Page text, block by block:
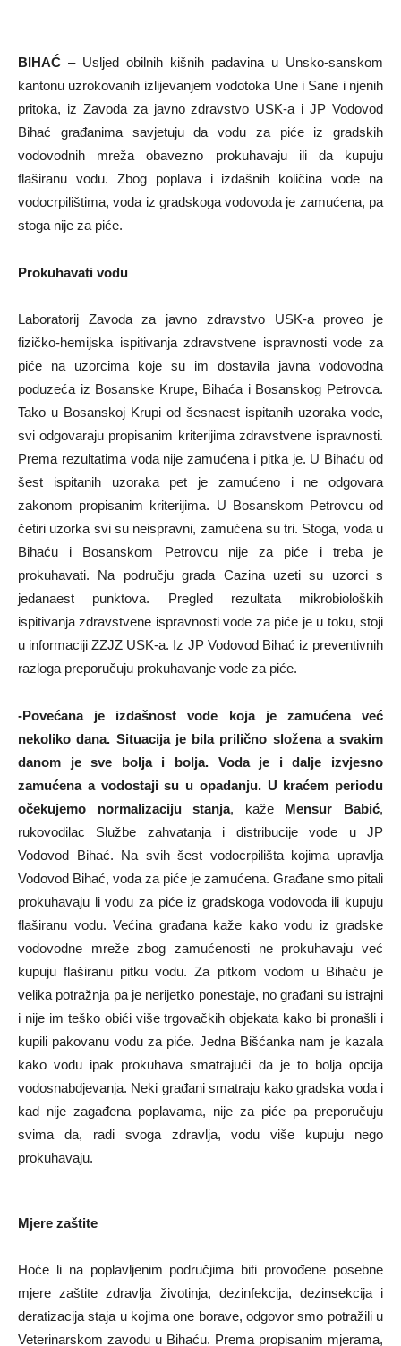
BIHAĆ – Usljed obilnih kišnih padavina u Unsko-sanskom
kantonu uzrokovanih izlijevanjem vodotoka Une i Sane i njenih
pritoka, iz Zavoda za javno zdravstvo USK-a i JP Vodovod
Bihać građanima savjetuju da vodu za piće iz gradskih
vodovodnih mreža obavezno prokuhavaju ili da kupuju
flaširanu vodu. Zbog poplava i izdašnih količina vode na
vodocrpilištima, voda iz gradskoga vodovoda je zamućena, pa
stoga nije za piće.
Prokuhavati vodu
Laboratorij Zavoda za javno zdravstvo USK-a proveo je
fizičko-hemijska ispitivanja zdravstvene ispravnosti vode za
piće na uzorcima koje su im dostavila javna vodovodna
poduzeća iz Bosanske Krupe, Bihaća i Bosanskog Petrovca.
Tako u Bosanskoj Krupi od šesnaest ispitanih uzoraka vode,
svi odgovaraju propisanim kriterijima zdravstvene ispravnosti.
Prema rezultatima voda nije zamućena i pitka je. U Bihaću od
šest ispitanih uzoraka pet je zamućeno i ne odgovara
zakonom propisanim kriterijima. U Bosanskom Petrovcu od
četiri uzorka svi su neispravni, zamućena su tri. Stoga, voda u
Bihaću i Bosanskom Petrovcu nije za piće i treba je
prokuhavati. Na području grada Cazina uzeti su uzorci s
jedanaest punktova. Pregled rezultata mikrobioloških
ispitivanja zdravstvene ispravnosti vode za piće je u toku, stoji
u informaciji ZZJZ USK-a. Iz JP Vodovod Bihać iz preventivnih
razloga preporučuju prokuhavanje vode za piće.
-Povećana je izdašnost vode koja je zamućena već
nekoliko dana. Situacija je bila prilično složena a svakim
danom je sve bolja i bolja. Voda je i dalje izvjesno
zamućena a vodostaji su u opadanju. U kraćem periodu
očekujemo normalizaciju stanja, kaže Mensur Babić,
rukovodilac Službe zahvatanja i distribucije vode u JP
Vodovod Bihać. Na svih šest vodocrpilišta kojima upravlja
Vodovod Bihać, voda za piće je zamućena. Građane smo pitali
prokuhavaju li vodu za piće iz gradskoga vodovoda ili kupuju
flaširanu vodu. Većina građana kaže kako vodu iz gradske
vodovodne mreže zbog zamućenosti ne prokuhavaju već
kupuju flaširanu pitku vodu. Za pitkom vodom u Bihaću je
velika potražnja pa je nerijetko ponestaje, no građani su istrajni
i nije im teško obići više trgovačkih objekata kako bi pronašli i
kupili pakovanu vodu za piće. Jedna Bišćanka nam je kazala
kako vodu ipak prokuhava smatrajući da je to bolja opcija
vodosnabdjevanja. Neki građani smatraju kako gradska voda i
kad nije zagađena poplavama, nije za piće pa preporučuju
svima da, radi svoga zdravlja, vodu više kupuju nego
prokuhavaju.
Mjere zaštite
Hoće li na poplavljenim područjima biti provođene posebne
mjere zaštite zdravlja životinja, dezinfekcija, dezinsekcija i
deratizacija staja u kojima one borave, odgovor smo potražili u
Veterinarskom zavodu u Bihaću. Prema propisanim mjerama,